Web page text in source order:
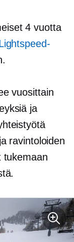
4 vuotta
vuosittain
ja
ravintoloiden
tukemaan